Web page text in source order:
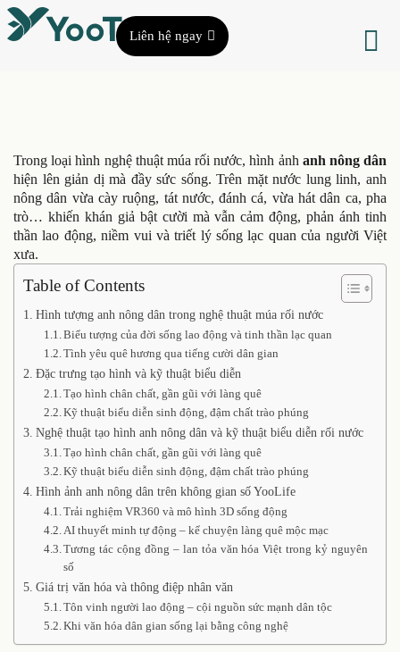
Liên hệ ngay
Trong loại hình nghệ thuật múa rối nước, hình ảnh anh nông dân
hiện lên giản dị mà đầy sức sống. Trên mặt nước lung linh, anh
nông dân vừa cày ruộng, tát nước, đánh cá, vừa hát dân ca, pha
trò… khiến khán giả bật cười mà vẫn cảm động, phản ánh tinh
thần lao động, niềm vui và triết lý sống lạc quan của người Việt
xưa.
Table of Contents
Hình tượng anh nông dân trong nghệ thuật múa rối nước
Biểu tượng của đời sống lao động và tinh thần lạc quan
Tình yêu quê hương qua tiếng cười dân gian
Đặc trưng tạo hình và kỹ thuật biểu diễn
Tạo hình chân chất, gần gũi với làng quê
Kỹ thuật biểu diễn sinh động, đậm chất trào phúng
Nghệ thuật tạo hình anh nông dân và kỹ thuật biểu diễn rối nước
Tạo hình chân chất, gần gũi với làng quê
Kỹ thuật biểu diễn sinh động, đậm chất trào phúng
Hình ảnh anh nông dân trên không gian số YooLife
Trải nghiệm VR360 và mô hình 3D sống động
AI thuyết minh tự động – kể chuyện làng quê mộc mạc
Tương tác cộng đồng – lan tỏa văn hóa Việt trong kỷ nguyên
số
Giá trị văn hóa và thông điệp nhân văn
Tôn vinh người lao động – cội nguồn sức mạnh dân tộc
Khi văn hóa dân gian sống lại bằng công nghệ